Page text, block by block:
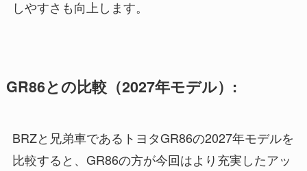
しやすさも向上します。
GR86との比較（2027年モデル）:
BRZと兄弟車であるトヨタGR86の2027年モデルを
比較すると、GR86の方が今回はより充実したアッ